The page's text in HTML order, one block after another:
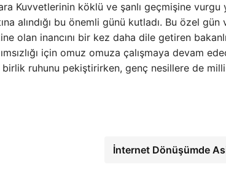
Kuvvetlerinin köklü ve şanlı geçmişine vurgu
alındığı bu önemli günü kutladı. Bu özel gün
olan inancını bir kez daha dile getiren
için omuz omuza çalışmaya devam
ruhunu pekiştirirken, genç nesillere de
İnternet Dönüşümde